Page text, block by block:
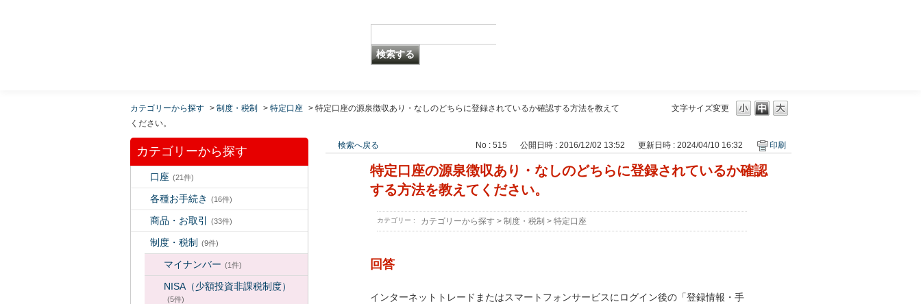
文字サイズ変更
カテゴリーから探す > 制度・税制 > 特定口座 > 特定口座の源泉徴収あり・なしのどちらに登録されているか確認する方法を教えて
ください。
カテゴリーから探す
口座 (21件)
各種お手続き (16件)
商品・お取引 (33件)
制度・税制 (9件)
マイナンバー (1件)
NISA（少額投資非課税制度）
(5件)
検索へ戻る No : 515 公開日時 : 2016/12/02 13:52 更新日時 : 2024/04/10 16:32 印刷
特定口座の源泉徴収あり・なしのどちらに登録されているか確認
する方法を教えてください。
カテゴリー : カテゴリーから探す > 制度・税制 > 特定口座
回答
インターネットトレードまたはスマートフォンサービスにログイン後の「登録情報・手